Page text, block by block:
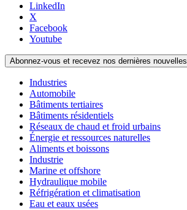
LinkedIn
X
Facebook
Youtube
Abonnez-vous et recevez nos dernières nouvelles
Industries
Automobile
Bâtiments tertiaires
Bâtiments résidentiels
Réseaux de chaud et froid urbains
Énergie et ressources naturelles
Aliments et boissons
Industrie
Marine et offshore
Hydraulique mobile
Réfrigération et climatisation
Eau et eaux usées